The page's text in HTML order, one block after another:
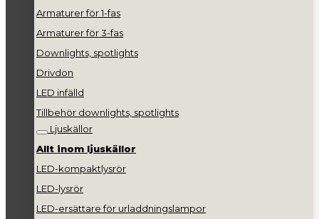
Armaturer för 1-fas
Armaturer för 3-fas
Downlights, spotlights
Drivdon
LED infälld
Tillbehör downlights, spotlights
Ljuskällor
Allt inom ljuskällor
LED-kompaktlysrör
LED-lysrör
LED-ersättare för urladdningslampor